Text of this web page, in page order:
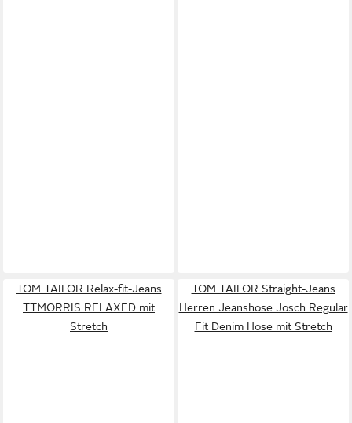
TOM TAILOR Relax-fit-Jeans
TTMORRIS RELAXED mit
Stretch
TOM TAILOR Straight-Jeans
Herren Jeanshose Josch Regular
Fit Denim Hose mit Stretch